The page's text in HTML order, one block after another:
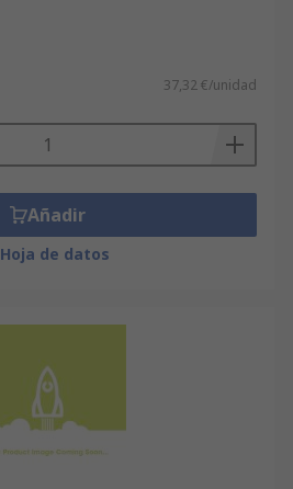
37,32 €/unidad
Añadir
Hoja de datos